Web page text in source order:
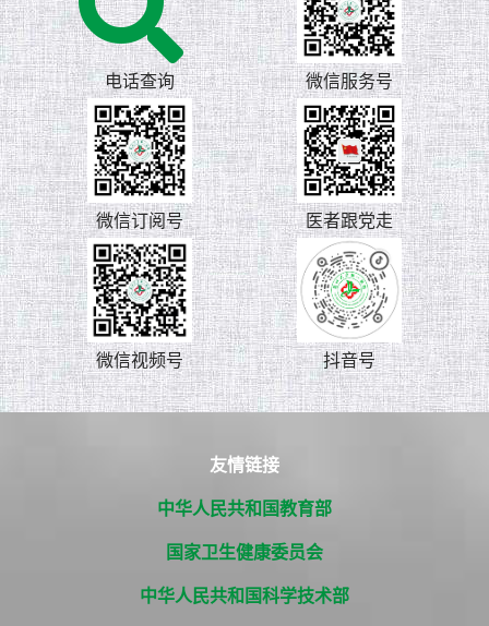
电话查询 微信服务号
微信订阅号 医者跟党走
微信视频号 抖音号
友情链接
中华人民共和国教育部
国家卫生健康委员会
中华人民共和国科学技术部